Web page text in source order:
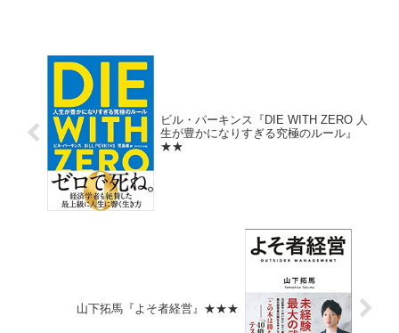
ビル・パーキンス『DIE WITH ZERO 人
生が豊かになりすぎる究極のルール』
★★
山下拓馬『よそ者経営』★★★